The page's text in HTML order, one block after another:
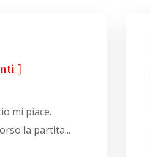
]
mi piace.
la partita...